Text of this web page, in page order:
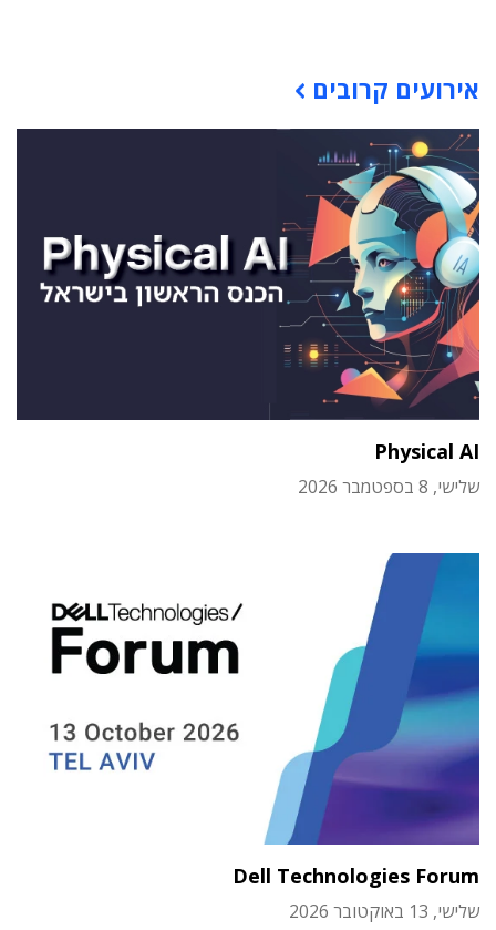
אירועים קרובים
Physical AI
שלישי, 8 בספטמבר 2026
Dell Technologies Forum
שלישי, 13 באוקטובר 2026